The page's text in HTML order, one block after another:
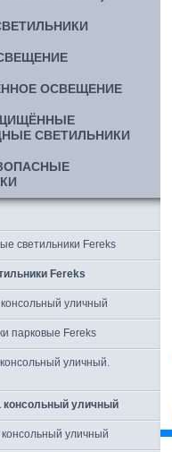
ОСВЕЩЕНИЕ
СВЕТИЛЬНИКИ
светильники Fereks
Fereks
уличный
парковые Fereks
уличный.
консольный уличный
уличный